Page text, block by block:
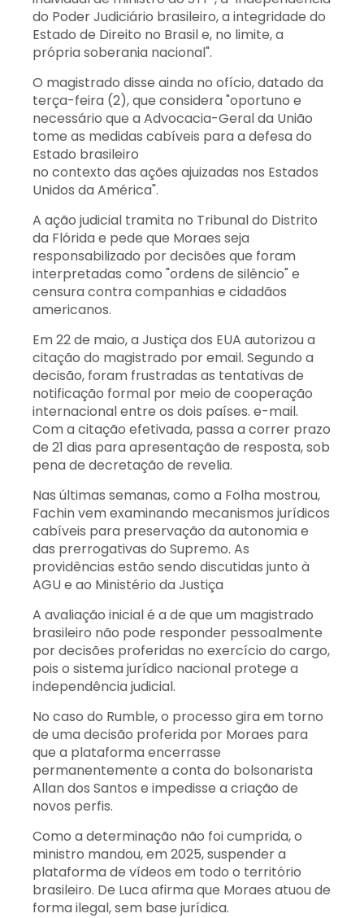
do Poder Judiciário brasileiro, a integridade do
Estado de Direito no Brasil e, no limite, a
própria soberania nacional".
O magistrado disse ainda no ofício, datado da
terça-feira (2), que considera "oportuno e
necessário que a Advocacia-Geral da União
tome as medidas cabíveis para a defesa do
Estado brasileiro
no contexto das ações ajuizadas nos Estados
Unidos da América".
A ação judicial tramita no Tribunal do Distrito
da Flórida e pede que Moraes seja
responsabilizado por decisões que foram
interpretadas como "ordens de silêncio" e
censura contra companhias e cidadãos
americanos.
Em 22 de maio, a Justiça dos EUA autorizou a
citação do magistrado por email. Segundo a
decisão, foram frustradas as tentativas de
notificação formal por meio de cooperação
internacional entre os dois países. e-mail.
Com a citação efetivada, passa a correr prazo
de 21 dias para apresentação de resposta, sob
pena de decretação de revelia.
Nas últimas semanas, como a Folha mostrou,
Fachin vem examinando mecanismos jurídicos
cabíveis para preservação da autonomia e
das prerrogativas do Supremo. As
providências estão sendo discutidas junto à
AGU e ao Ministério da Justiça
A avaliação inicial é a de que um magistrado
brasileiro não pode responder pessoalmente
por decisões proferidas no exercício do cargo,
pois o sistema jurídico nacional protege a
independência judicial.
No caso do Rumble, o processo gira em torno
de uma decisão proferida por Moraes para
que a plataforma encerrasse
permanentemente a conta do bolsonarista
Allan dos Santos e impedisse a criação de
novos perfis.
Como a determinação não foi cumprida, o
ministro mandou, em 2025, suspender a
plataforma de vídeos em todo o território
brasileiro. De Luca afirma que Moraes atuou de
forma ilegal, sem base jurídica.